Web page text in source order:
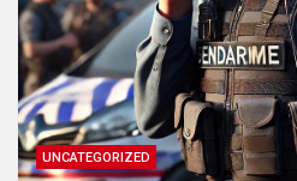
UNCATEGORIZED